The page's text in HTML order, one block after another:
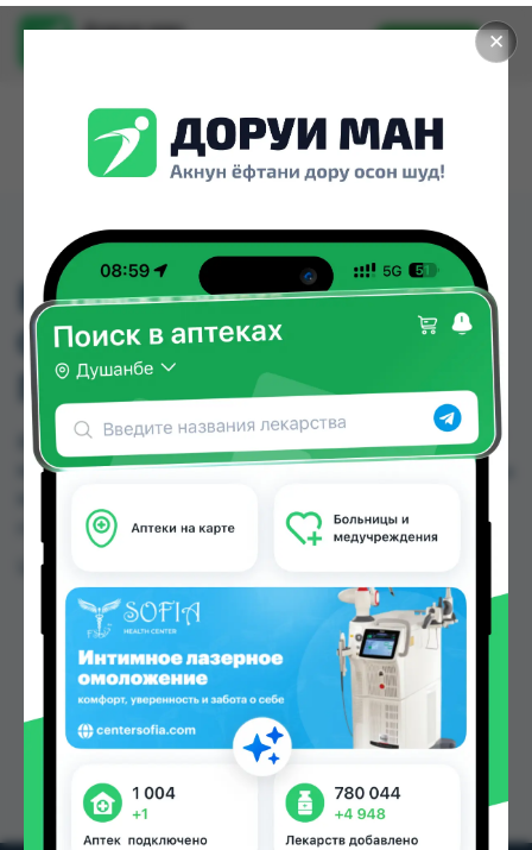
✕
Доруи ман
Установить
ВТ 129 СИЛИКОН
ОРТОДОН РИСУНОК
ПОКРЫТ №2
ВТ 129 СИЛИКОН ОРТОДОН РИСУНОК ПОКРЫТ
№2 можно купить или заказать в аптеках, Нишон
городах Таджикистана
Цена: от